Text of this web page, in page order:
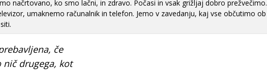
načrtovano, ko smo lačni, in zdravo. Počasi in vsak grižljaj dobro prežvečimo.
umaknemo računalnik in telefon. Jemo v zavedanju, kaj vse občutimo ob
če
drugega, kot